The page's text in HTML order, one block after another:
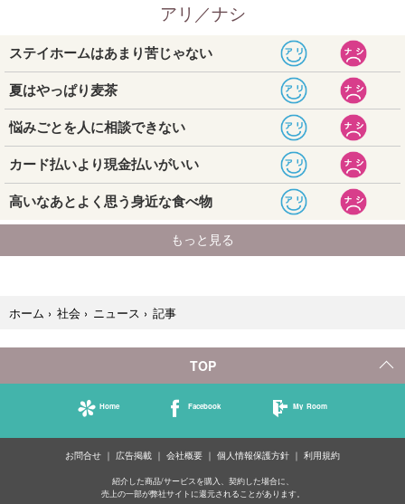
ホーム › 社会 › ニュース › 記事
TOP
Home Facebook My Room
お問合せ 広告掲載 会社概要 個人情報保護方針 利用規約
紹介した商品/サービスを購入、契約した場合に、
売上の一部が弊社サイトに還元されることがあります。